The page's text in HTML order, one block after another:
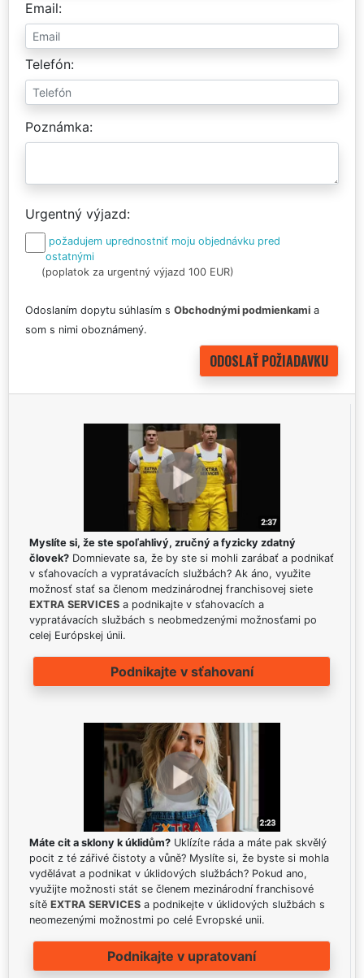
Email
Telefón
Poznámka
Urgentný výjazd
požadujem uprednostniť moju objednávku pred
ostatnými
(poplatok za urgentný výjazd 100 EUR)
Odoslaním dopytu súhlasím s Obchodnými podmienkami a
som s nimi oboznámený.
Myslíte si, že ste spoľahlivý, zručný a fyzicky zdatný
človek? Domnievate sa, že by ste si mohli zarábať a podnikať
v sťahovacích a vypratávacích službách? Ak áno, využite
možnosť stať sa členom medzinárodnej franchisovej siete
EXTRA SERVICES a podnikajte v sťahovacích a
vypratávacích službách s neobmedzenými možnosťami po
celej Európskej únii.
Podnikajte v sťahovaní
Máte cit a sklony k úklidům? Uklízíte ráda a máte pak skvělý
pocit z té zářivé čistoty a vůně? Myslíte si, že byste si mohla
vydělávat a podnikat v úklidových službách? Pokud ano,
využijte možnosti stát se členem mezinárodní franchisové
sítě EXTRA SERVICES a podnikejte v úklidových službách s
neomezenými možnostmi po celé Evropské unii.
Podnikajte v upratovaní